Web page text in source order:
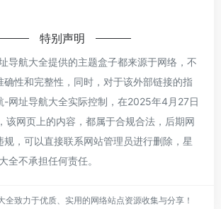
特别声明
导航大全提供的主题盒子都来源于网络，不
确性和完整性，同时，对于该外部链接的指
-网址导航大全实际控制，在2025年4月27日
该网页上的内容，都属于合规合法，后期网
规，可以直接联系网站管理员进行删除，星
全不承担任何责任。
全致力于优质、实用的网络站点资源收集与分享！